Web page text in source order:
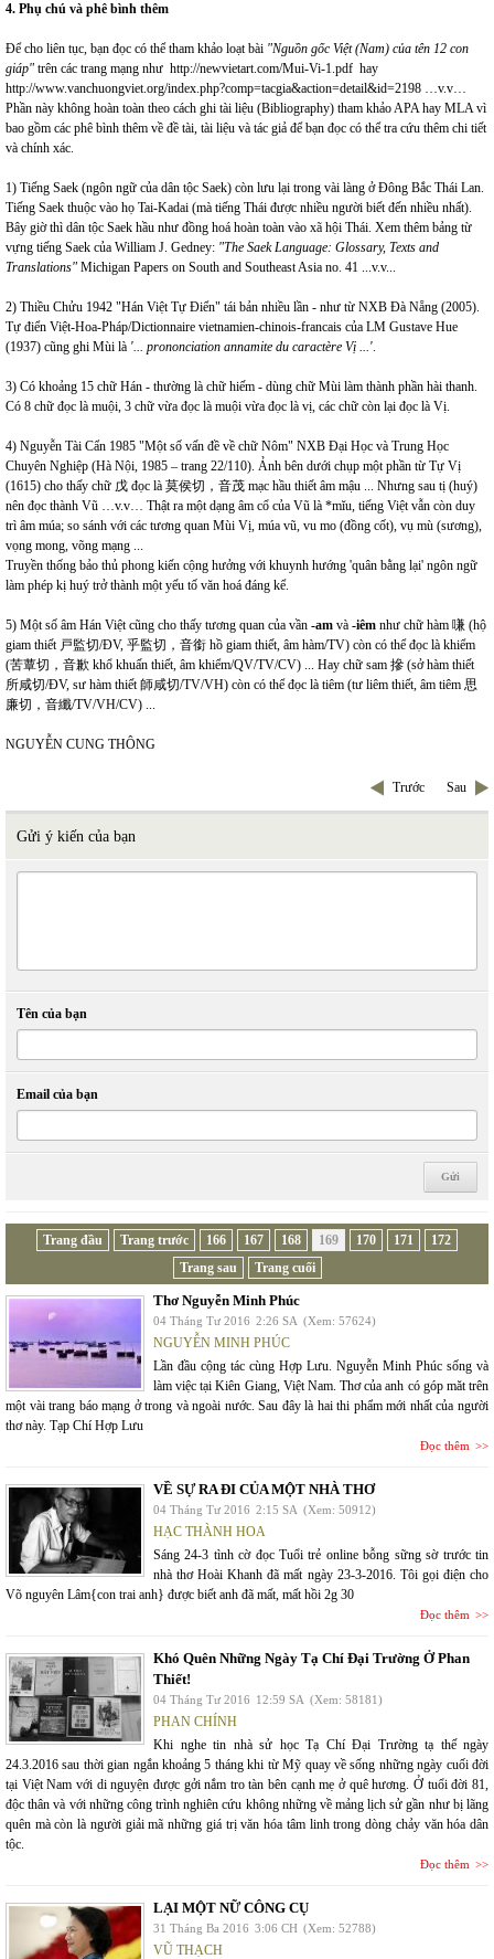
4. Phụ chú và phê bình thêm
Để cho liên tục, bạn đọc có thể tham khảo loạt bài "Nguồn gốc Việt (Nam) của tên 12 con
giáp" trên các trang mạng như http://newvietart.com/Mui-Vi-1.pdf hay
http://www.vanchuongviet.org/index.php?comp=tacgia&action=detail&id=2198 …v.v…
Phần này không hoàn toàn theo cách ghi tài liệu (Bibliography) tham khảo APA hay MLA vì
bao gồm các phê bình thêm về đề tài, tài liệu và tác giả để bạn đọc có thể tra cứu thêm chi tiết
và chính xác.
1) Tiếng Saek (ngôn ngữ của dân tộc Saek) còn lưu lại trong vài làng ở Đông Bắc Thái Lan.
Tiếng Saek thuộc vào họ Tai-Kadai (mà tiếng Thái được nhiều người biết đến nhiều nhất).
Bây giờ thì dân tộc Saek hầu như đồng hoá hoàn toàn vào xã hội Thái. Xem thêm bảng từ
vựng tiếng Saek của William J. Gedney: "The Saek Language: Glossary, Texts and
Translations" Michigan Papers on South and Southeast Asia no. 41 ...v.v...
2) Thiều Chửu 1942 "Hán Việt Tự Điển" tái bản nhiều lần - như từ NXB Đà Nẵng (2005).
Tự điển Việt-Hoa-Pháp/Dictionnaire vietnamien-chinois-francais của LM Gustave Hue
(1937) cũng ghi Mùi là '... prononciation annamite du caractère Vị ...'.
3) Có khoảng 15 chữ Hán - thường là chữ hiếm - dùng chữ Mùi làm thành phần hài thanh.
Có 8 chữ đọc là muội, 3 chữ vừa đọc là muội vừa đọc là vị, các chữ còn lại đọc là Vị.
4) Nguyễn Tài Cẩn 1985 "Một số vấn đề về chữ Nôm" NXB Đại Học và Trung Học
Chuyên Nghiệp (Hà Nội, 1985 – trang 22/110). Ảnh bên dưới chụp một phần từ Tự Vị
(1615) cho thấy chữ 戊 đọc là 莫侯切，音茂 mạc hầu thiết âm mậu ... Nhưng sau tị (huý)
nên đọc thành Vũ …v.v… Thật ra một dạng âm cổ của Vũ là *mĭu, tiếng Việt vẫn còn duy
trì âm múa; so sánh với các tương quan Mùi Vị, múa vũ, vu mo (đồng cốt), vụ mù (sương),
vọng mong, võng mạng ...
Truyền thống bảo thủ phong kiến cộng hưởng với khuynh hướng 'quân bằng lại' ngôn ngữ
làm phép kị huý trở thành một yếu tố văn hoá đáng kể.
5) Một số âm Hán Việt cũng cho thấy tương quan của vần -am và -iêm như chữ hàm 嗛 (hộ
giam thiết 戸監切/ĐV, 乎監切，音銜 hồ giam thiết, âm hàm/TV) còn có thể đọc là khiểm
(苦蕈切，音歉 khổ khuấn thiết, âm khiểm/QV/TV/CV) ... Hay chữ sam 摻 (sở hàm thiết
所咸切/ĐV, sư hàm thiết 師咸切/TV/VH) còn có thể đọc là tiêm (tư liêm thiết, âm tiêm 思
廉切，音纖/TV/VH/CV) ...
NGUYỄN CUNG THÔNG
Trước Sau
Gửi ý kiến của bạn
Tên của bạn
Email của bạn
Trang đầu Trang trước 166 167 168 169 170 171
172
Trang sau
Trang cuối
Thơ Nguyễn Minh Phúc
04 Tháng Tư 2016 2:26 SA (Xem: 57624)
NGUYỄN MINH PHÚC
Lần đầu cộng tác cùng Hợp Lưu. Nguyễn Minh Phúc sống và
làm việc tại Kiên Giang, Việt Nam. Thơ của anh có góp măt trên
một vài trang báo mạng ở trong và ngoài nước. Sau đây là hai thi phẩm mới nhất của người
thơ này. Tạp Chí Hợp Lưu
Đọc thêm
VỀ SỰ RA ĐI CỦA MỘT NHÀ THƠ
04 Tháng Tư 2016 2:15 SA (Xem: 50912)
HẠC THÀNH HOA
Sáng 24-3 tình cờ đọc Tuổi trẻ online bỗng sững sờ trước tin
nhà thơ Hoài Khanh đã mất ngày 23-3-2016. Tôi gọi điện cho
Võ nguyên Lâm{con trai anh} được biết anh đã mất, mất hồi 2g 30
Đọc thêm
Khó Quên Những Ngày Tạ Chí Đại Trường Ở Phan
Thiết!
04 Tháng Tư 2016 12:59 SA (Xem: 58181)
PHAN CHÍNH
Khi nghe tin nhà sử học Tạ Chí Đại Trường tạ thế ngày
24.3.2016 sau thời gian ngắn khoảng 5 tháng khi từ Mỹ quay về sống những ngày cuối đời
tại Việt Nam với di nguyện được gởi nắm tro tàn bên cạnh mẹ ở quê hương. Ở tuổi đời 81,
độc thân và với những công trình nghiên cứu không những về mảng lịch sử gần như bị lãng
quên mà còn là người giải mã những giá trị văn hóa tâm linh trong dòng chảy văn hóa dân
tộc.
Đọc thêm
LẠI MỘT NỮ CÔNG CỤ
31 Tháng Ba 2016 3:06 CH (Xem: 52788)
VŨ THẠCH